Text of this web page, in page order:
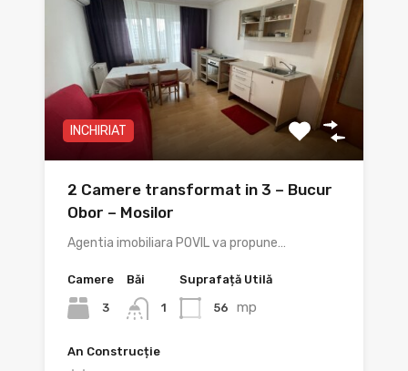
INCHIRIAT
2 Camere transformat in 3 – Bucur
Obor – Mosilor
Agentia imobiliara POVIL va propune…
Camere
3
Băi
1
Suprafață Utilă
56 mp
An Construcție